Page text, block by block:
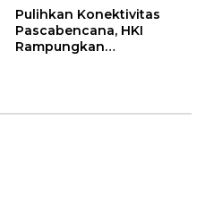
Pulihkan Konektivitas
Pascabencana, HKI
Rampungkan